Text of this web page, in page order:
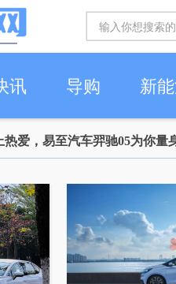
讯 导购 新
热爱，易至汽车羿驰05为你量